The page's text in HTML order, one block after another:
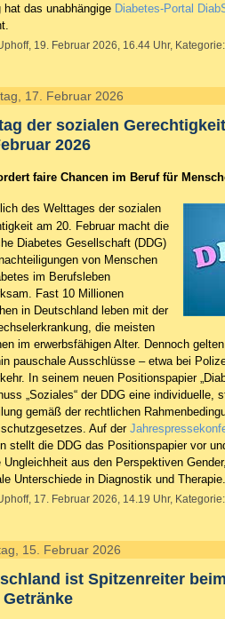
hat das unabhängige Diabetes-Portal
19. Februar 2026, 16.44 Uhr,
17. Februar 2026
der sozialen
2026
faire Chancen im Beruf für
des Welttages der sozialen
am 20. Februar macht die
Diabetes Gesellschaft (DDG)
von Menschen
im Berufsleben
Fast 10 Millionen
in Deutschland leben mit der
die meisten
im erwerbsfähigen Alter. Dennoch
pauschale Ausschlüsse – etwa bei
In seinem neuen Positionspapier
„Soziales“ der DDG eine individuelle,
gemäß der rechtlichen
Auf der
stellt die DDG das Positionspapier vor
Ungleichheit aus den Perspektiven
Unterschiede in Diagnostik und
17. Februar 2026, 14.19 Uhr,
15. Februar 2026
ist Spitzenreiter